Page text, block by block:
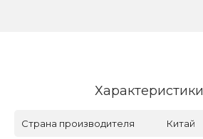
Характеристики
Страна производителя Китай